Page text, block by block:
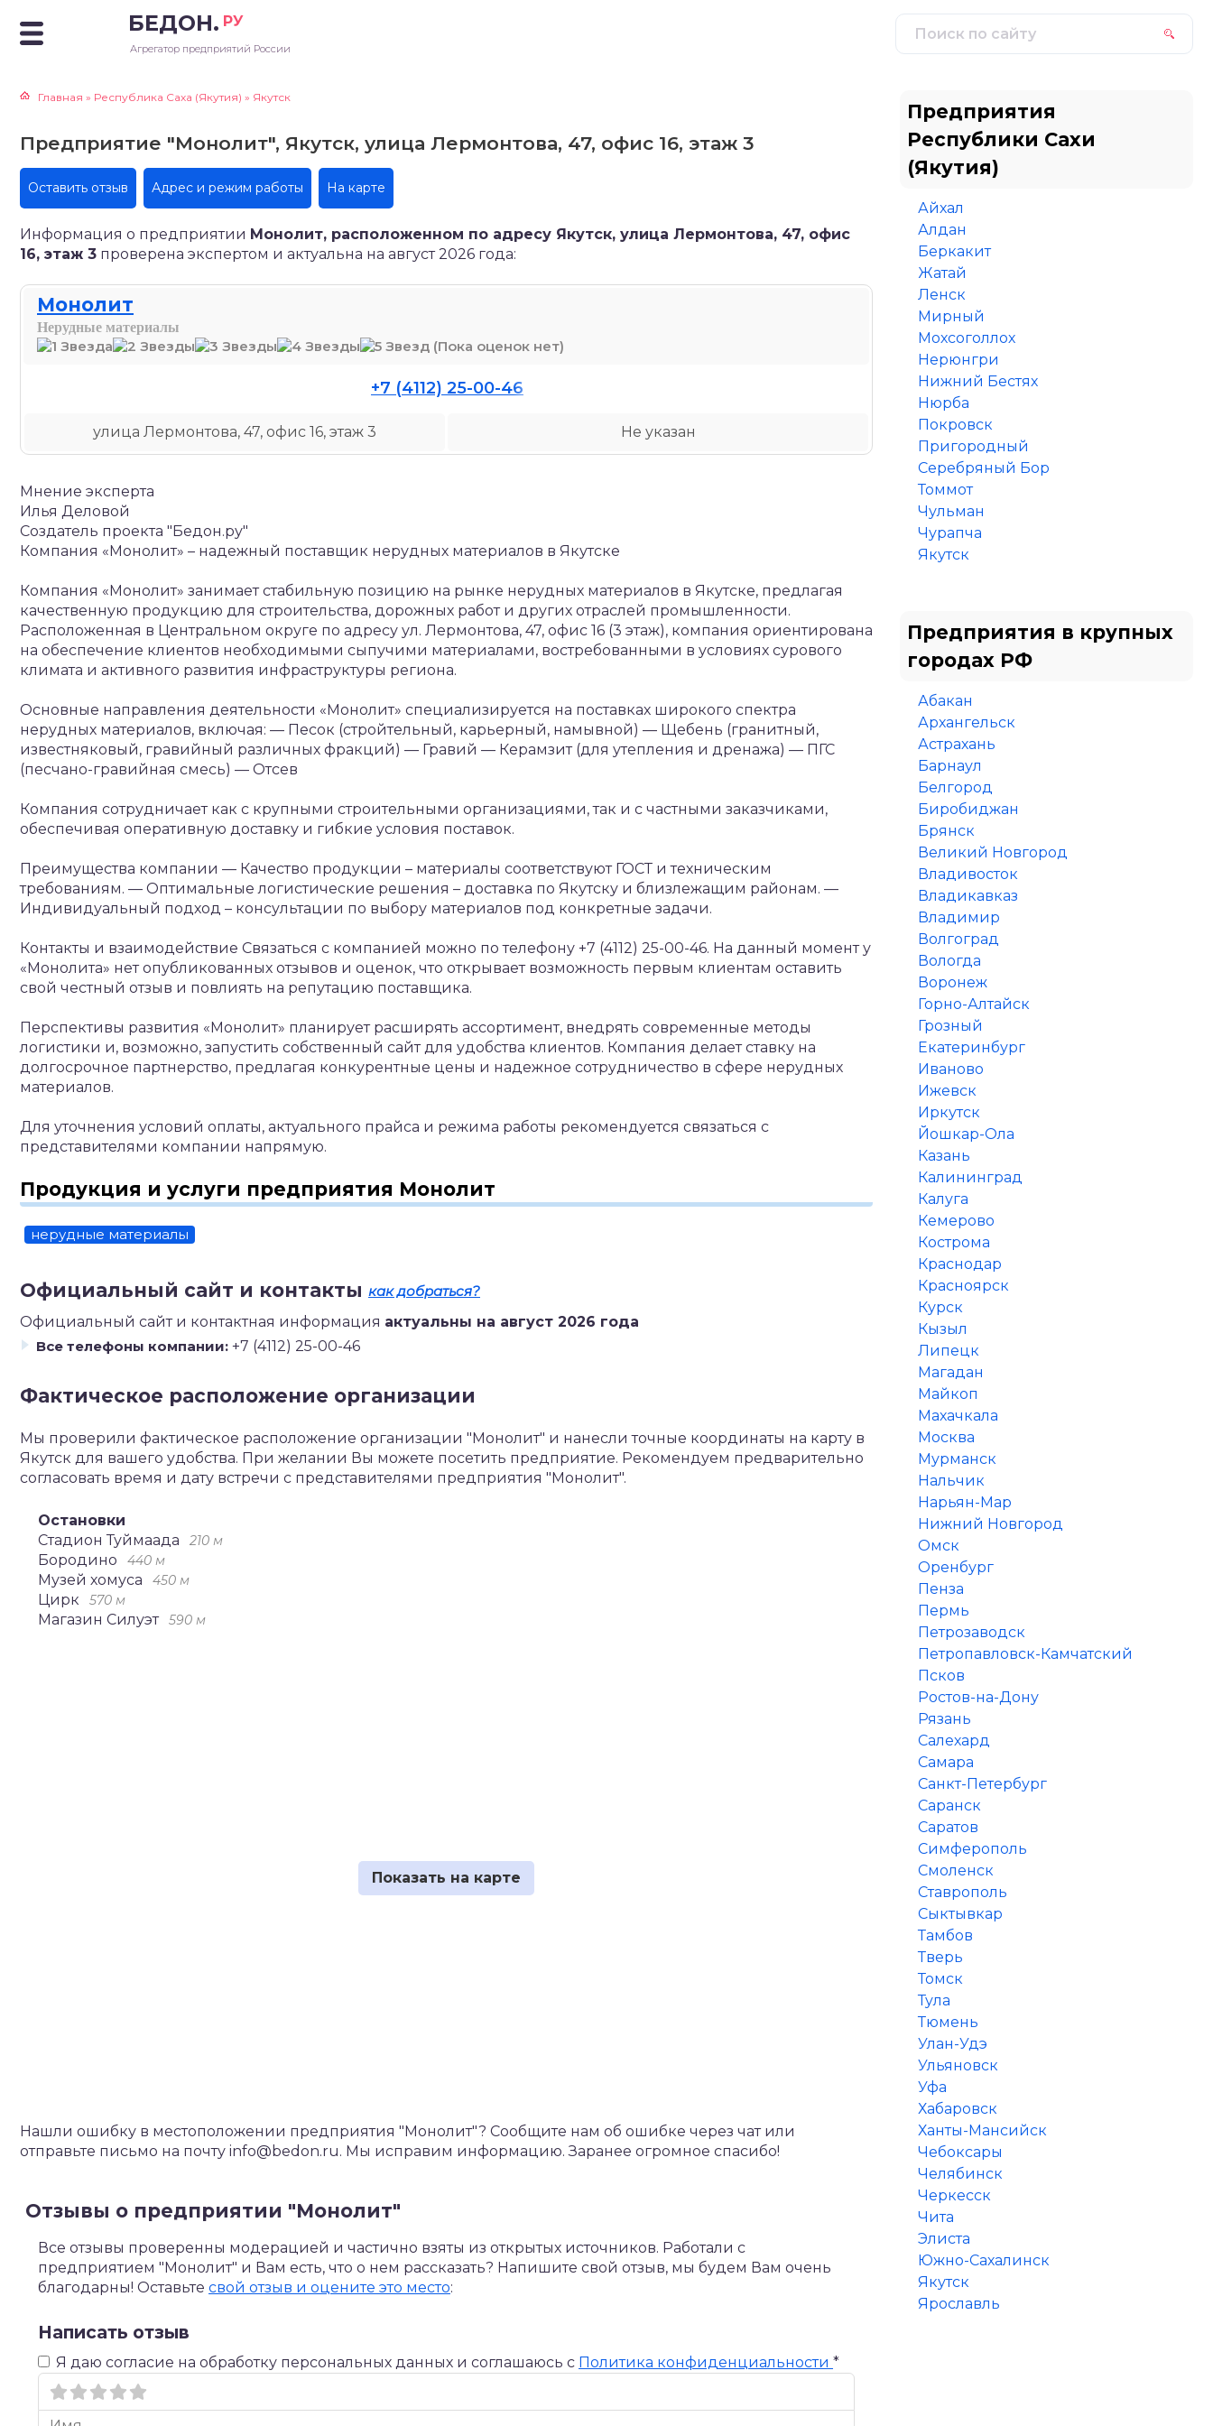
БЕДОН. РУ
Агрегатор предприятий России
Главная » Республика Саха (Якутия) » Якутск
Предприятие "Монолит", Якутск, улица Лермонтова, 47, офис 16, этаж 3
Оставить отзыв Адрес и режим работы На карте
Информация о предприятии Монолит, расположенном по адресу Якутск, улица Лермонтова, 47, офис
16, этаж 3 проверена экспертом и актуальна на август 2026 года:
Монолит
Нерудные материалы
(Пока оценок нет)
+7 (4112) 25-00-46
улица Лермонтова, 47, офис 16, этаж 3 Не указан
Мнение эксперта
Илья Деловой
Создатель проекта "Бедон.ру"
Компания «Монолит» – надежный поставщик нерудных материалов в Якутске
Компания «Монолит» занимает стабильную позицию на рынке нерудных материалов в Якутске, предлагая
качественную продукцию для строительства, дорожных работ и других отраслей промышленности.
Расположенная в Центральном округе по адресу ул. Лермонтова, 47, офис 16 (3 этаж), компания ориентирована
на обеспечение клиентов необходимыми сыпучими материалами, востребованными в условиях сурового
климата и активного развития инфраструктуры региона.
Основные направления деятельности «Монолит» специализируется на поставках широкого спектра
нерудных материалов, включая: — Песок (стройтельный, карьерный, намывной) — Щебень (гранитный,
известняковый, гравийный различных фракций) — Гравий — Керамзит (для утепления и дренажа) — ПГС
(песчано-гравийная смесь) — Отсев
Компания сотрудничает как с крупными строительными организациями, так и с частными заказчиками,
обеспечивая оперативную доставку и гибкие условия поставок.
Преимущества компании — Качество продукции – материалы соответствуют ГОСТ и техническим
требованиям. — Оптимальные логистические решения – доставка по Якутску и близлежащим районам. —
Индивидуальный подход – консультации по выбору материалов под конкретные задачи.
Контакты и взаимодействие Связаться с компанией можно по телефону +7 (4112) 25-00-46. На данный момент у
«Монолита» нет опубликованных отзывов и оценок, что открывает возможность первым клиентам оставить
свой честный отзыв и повлиять на репутацию поставщика.
Перспективы развития «Монолит» планирует расширять ассортимент, внедрять современные методы
логистики и, возможно, запустить собственный сайт для удобства клиентов. Компания делает ставку на
долгосрочное партнерство, предлагая конкурентные цены и надежное сотрудничество в сфере нерудных
материалов.
Для уточнения условий оплаты, актуального прайса и режима работы рекомендуется связаться с
представителями компании напрямую.
Продукция и услуги предприятия Монолит
нерудные материалы
Официальный сайт и контакты как добраться?
Официальный сайт и контактная информация актуальны на август 2026 года
Все телефоны компании: +7 (4112) 25-00-46
Фактическое расположение организации
Мы проверили фактическое расположение организации "Монолит" и нанесли точные координаты на карту в
Якутск для вашего удобства. При желании Вы можете посетить предприятие. Рекомендуем предварительно
согласовать время и дату встречи с представителями предприятия "Монолит".
Остановки
Стадион Туймаада
210 м
Бородино 440 м
Музей хомуса 450 м
Цирк 570 м
Магазин Силуэт 590 м
Нашли ошибку в местоположении предприятия "Монолит"? Сообщите нам об ошибке через чат или
отправьте письмо на почту info@bedon.ru. Мы исправим информацию. Заранее огромное спасибо!
Отзывы о предприятии "Монолит"
Все отзывы проверенны модерацией и частично взяты из открытых источников. Работали с
предприятием "Монолит" и Вам есть, что о нем рассказать? Напишите свой отзыв, мы будем Вам очень
благодарны! Оставьте свой отзыв и оцените это место:
Написать отзыв
Я даю согласие на обработку персональных данных и соглашаюсь c Политика конфиденциальности *
Предприятия
Республики Сахи
(Якутия)
Айхал
Алдан
Беркакит
Жатай
Ленск
Мирный
Мохсоголлох
Нерюнгри
Нижний Бестях
Нюрба
Покровск
Пригородный
Серебряный Бор
Томмот
Чульман
Чурапча
Якутск
Предприятия в крупных
городах РФ
Абакан
Архангельск
Астрахань
Барнаул
Белгород
Биробиджан
Брянск
Великий Новгород
Владивосток
Владикавказ
Владимир
Волгоград
Вологда
Воронеж
Горно-Алтайск
Грозный
Екатеринбург
Иваново
Ижевск
Иркутск
Йошкар-Ола
Казань
Калининград
Калуга
Кемерово
Кострома
Краснодар
Красноярск
Курск
Кызыл
Липецк
Магадан
Майкоп
Махачкала
Москва
Мурманск
Нальчик
Нарьян-Мар
Нижний Новгород
Омск
Оренбург
Пенза
Пермь
Петрозаводск
Петропавловск-Камчатский
Псков
Ростов-на-Дону
Рязань
Салехард
Самара
Санкт-Петербург
Саранск
Саратов
Симферополь
Смоленск
Ставрополь
Сыктывкар
Тамбов
Тверь
Томск
Тула
Тюмень
Улан-Удэ
Ульяновск
Уфа
Хабаровск
Ханты-Мансийск
Чебоксары
Челябинск
Черкесск
Чита
Элиста
Южно-Сахалинск
Якутск
Ярославль